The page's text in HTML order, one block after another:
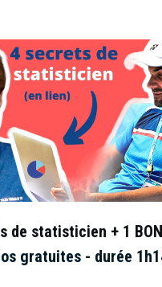
au Masters
de statisticien + 1
gratuites - durée